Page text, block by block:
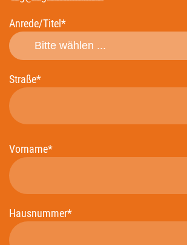
Anrede/Titel*
Straße*
Vorname*
Hausnummer*